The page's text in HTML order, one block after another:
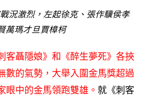
況激烈，左起徐克、張作驥侯孝
萬瑪才旦賈樟柯
客聶隱娘》和《醉生夢死》各挾
數的氣勢，大舉入圍金馬獎超過
眼中的金馬領跑雙雄。 就《刺客